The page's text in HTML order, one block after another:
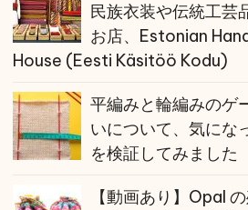
民族衣装や伝統工芸
お店、Estonian
House (Eesti Käsitöö Kodu)
平編みと輪編みのゲ
いについて、気にな
を検証してみました
【動画あり】Opal